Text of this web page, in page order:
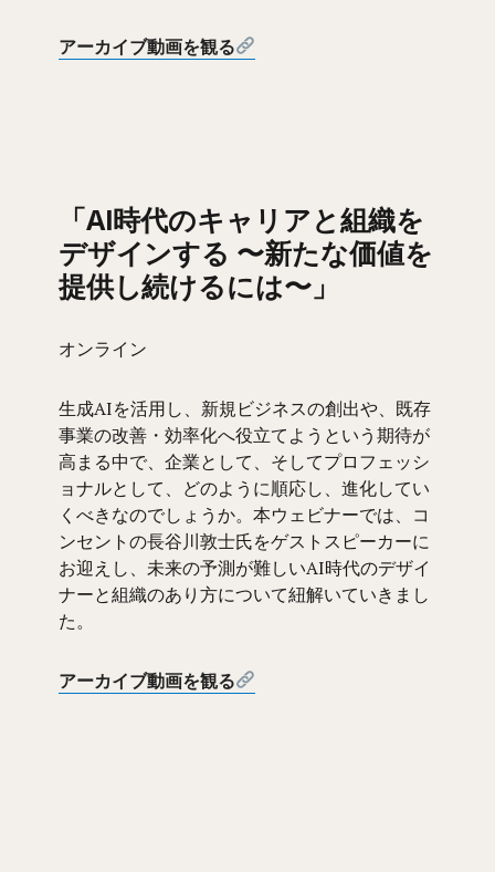
アーカイブ動画を観る
「AI時代のキャリアと組織を
デザインする 〜新たな価値を
提供し続けるには〜」
オンライン
生成AIを活用し、新規ビジネスの創出や、既存
事業の改善・効率化へ役立てようという期待が
高まる中で、企業として、そしてプロフェッシ
ョナルとして、どのように順応し、進化してい
くべきなのでしょうか。本ウェビナーでは、コ
ンセントの長谷川敦士氏をゲストスピーカーに
お迎えし、未来の予測が難しいAI時代のデザイ
ナーと組織のあり方について紐解いていきまし
た。
アーカイブ動画を観る